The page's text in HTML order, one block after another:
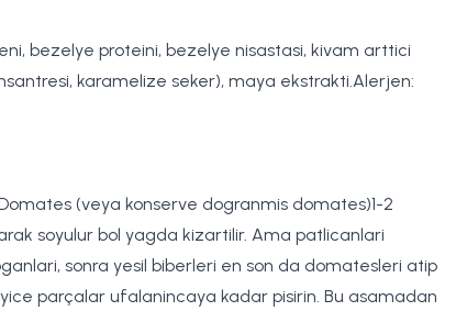
bezelye proteini, bezelye nisastasi, kivam arttici
karamelize seker), maya ekstrakti.Alerjen:
(veya konserve dogranmis domates)1-2
soyulur bol yagda kizartilir. Ama patlicanlari
sonra yesil biberleri en son da domatesleri atip
parçalar ufalanincaya kadar pisirin. Bu asamadan